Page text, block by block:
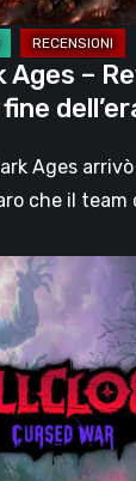
Ages –
Ages
che il team